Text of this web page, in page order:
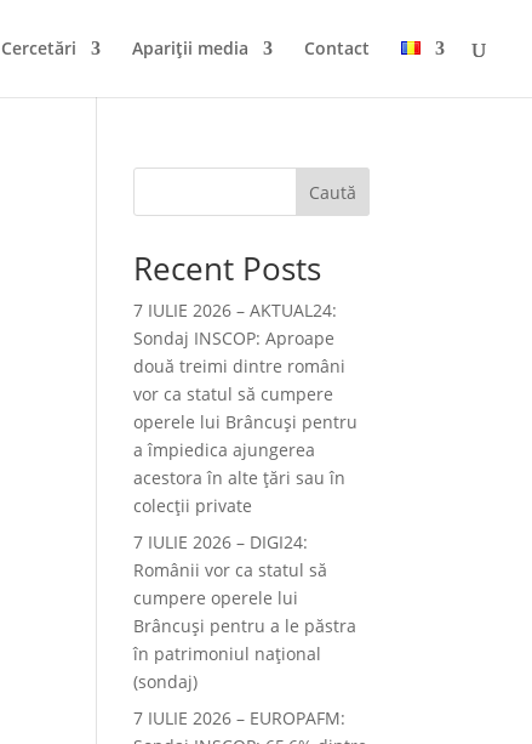
Cercetări Apariții media Contact
Caută
Recent Posts
7 IULIE 2026 – AKTUAL24:
Sondaj INSCOP: Aproape
două treimi dintre români
vor ca statul să cumpere
operele lui Brâncuşi pentru
a împiedica ajungerea
acestora în alte ţări sau în
colecţii private
7 IULIE 2026 – DIGI24:
Românii vor ca statul să
cumpere operele lui
Brâncuși pentru a le păstra
în patrimoniul național
(sondaj)
7 IULIE 2026 – EUROPAFM: